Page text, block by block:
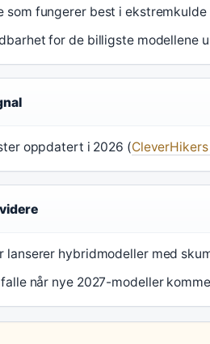
som fungerer best i ekstremkulde
for de billigste modellene
oppdatert i 2026 (
lanserer hybridmodeller med
når nye 2027-modeller